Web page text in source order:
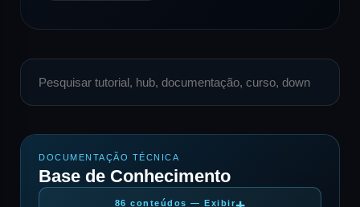
DOCUMENTAÇÃO TÉCNICA
Base de Conhecimento
86 conteúdos — Exibir